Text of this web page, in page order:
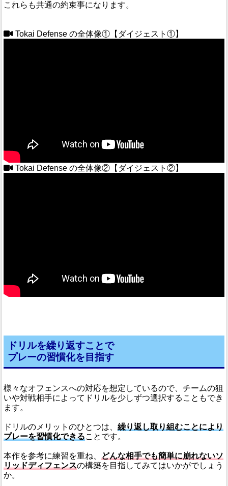
これらも共通の約束事になります。
Tokai Defense の全体像①【ダイジェスト①】
Tokai Defense の全体像②【ダイジェスト②】
ドリルを繰り返すことで
プレーの習慣化を目指す
様々なオフェンスへの対応を想定しているので、チームの狙
いや対戦相手によってドリルを少しずつ選択することもでき
ます。
ドリルのメリットのひとつは、 繰り返し取り組むことにより
プレーを習慣化できることです。
本作を参考に練習を重ね、 どんな相手でも簡単に崩れないソ
リッドディフェンスの構築を目指してみてはいかがでしょう
か。